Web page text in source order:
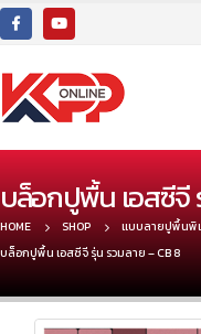
บล็อกปูพื้น เอสซีจี
HOME SHOP แบบลายปูพื้นพิ
บล็อกปูพื้น เอสซีจี รุ่น รวมลาย – CB 8